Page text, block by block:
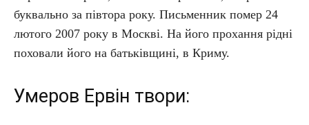
буквально за півтора року. Письменник помер 24
лютого 2007 року в Москві. На його прохання рідні
поховали його на батьківщині, в Криму.
Умеров Ервін твори: